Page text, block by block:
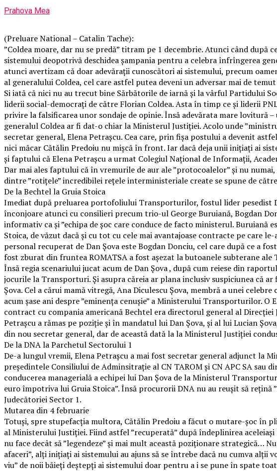
Prahova Mea
(Preluare National – Catalin Tache):
”Coldea moare, dar nu se predă” titram pe 1 decembrie. Atunci când după
sistemului deopotrivă deschidea șampania pentru a celebra înfrîngerea
atunci avertizam că doar adevărații cunoscători ai sistemului, precum
al generalului Coldea, cel care astfel putea deveni un adversar mai de
Si iată că nici nu au trecut bine Sărbătorile de iarnă și la vârful Partidului
liderii social-democrați de către Florian Coldea. Asta în timp ce și liderii
privire la falsificarea unor sondaje de opinie. Însă adevărata mare lovitură
generalul Coldea ar fi dat-o chiar la Ministerul Justiției. Acolo unde
secretar general, Elena Petrașcu. Cea care, prin fișa postului a devenit
nici măcar Cătălin Predoiu nu mișcă în front. Iar dacă deja unii inițiați ai
și faptului că Elena Petrașcu a urmat Colegiul Național de Informații,
Dar mai ales faptului că în vremurile de aur ale ”protocoalelor” și nu
dintre ”rotițele” incredibilei rețele interministeriale create se spune de
De la Bechtel la Gruia Stoica
Imediat după preluarea portofoliului Transporturilor, fostul lider pesedist
înconjoare atunci cu consilieri precum trio-ul George Buruiană, Bogdan
informativ ca și ”echipa de șoc care conduce de facto ministerul.
Stoica, de văzut dacă și cu tot cu cele mai avantajoase contracte pe care
personal recuperat de Dan Șova este Bogdan Donciu, cel care după ce
fost zburat din fruntea ROMATSA a fost așezat la butoanele subterane
Însă regia scenariului jucat acum de Dan Șova , după cum reiese din
jocurile la Transporturi. Și asupra căreia ar plana inclusiv suspiciunea că
Șova. Cel a cărui mamă vitregă, Ana Diculescu Șova, membră a unei
acum șase ani despre ”eminența cenușie” a Ministerului Transporturilor.
contract cu compania americană Bechtel era directorul general al
Petrașcu a rămas pe poziție și în mandatul lui Dan Șova, și al lui Lucian
din nou secretar general, dar de această dată la la Ministerul Justiției
De la DNA la Parchetul Sectorului 1
De-a lungul vremii, Elena Petrașcu a mai fost secretar general adjunct la
președintele Consiliului de Adminsitrație al CN TAROM și CN APC SA sau
conducerea managerială a echipei lui Dan Șova de la Ministerul
euro împotriva lui Gruia Stoica”. Însă procurorii DNA nu au reușit să
Judecătoriei Sector 1.
Mutarea din 4 februarie
Totuși, spre stupefacția multora, Cătălin Predoiu a făcut o mutare-șoc în
al Ministerului Justiției. Fiind astfel ”recuperată” după îndeplinirea
nu face decât să ”legendeze” și mai mult această poziționare strategică…
afaceri”, alți inițiați ai sistemului au ajuns să se întrebe dacă nu cumva
viu” de noii băieți deștepți ai sistemului doar pentru a i se pune în spate